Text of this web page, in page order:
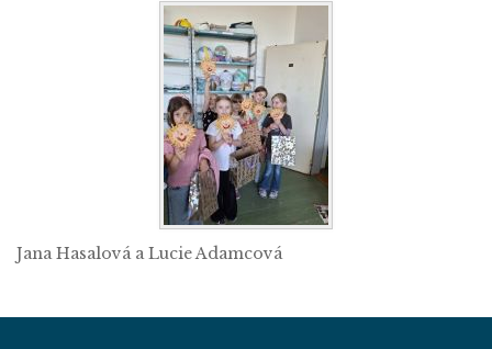
Jana Hasalová a Lucie Adamcová